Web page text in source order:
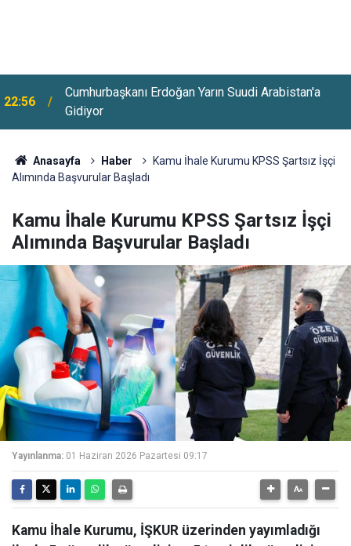
22:28
Huzurevlerine Sınavsız Personel Ve İşçi Alımı
Başladı
Anasayfa Haber
Kamu İhale Kurumu KPSS Şartsız İşçi
Alımında Başvurular Başladı
Kamu İhale Kurumu KPSS Şartsız İşçi
Alımında Başvurular Başladı
Yayınlanma: 01 Haziran 2026 Pazartesi 09:17
Kamu İhale Kurumu, İŞKUR üzerinden yayımladığı